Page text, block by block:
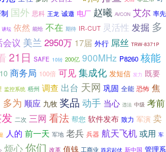
国外 思科 王龙 诚邀 电厂 赵曦 AVCON 艾尔 率先
讲坛 依然 能给 不在 期待 IR-CUT 灵活性 发掘 多
会议 美兰 2950万 17届 外行 屌丝 TRW-8371P
21日 SAFE 10转 200亿 900MHz P8260 核能
商务局 100倍 可见集成化 发短信 发力 既要
监控系统 梧州 调查 出台 天网 巩固 全能 恐怖 焦
多为 顺应 九牧 奖品 动手 当心 违法 中级 考前
二次 三网 看法 帮您 软件发布 致力 军演 卖
人的 前一天 军地 老兵 兵器 航天飞机或用 车
烦心你们 改革 值钱 工商业 跌宕起伏 新中国 管理系